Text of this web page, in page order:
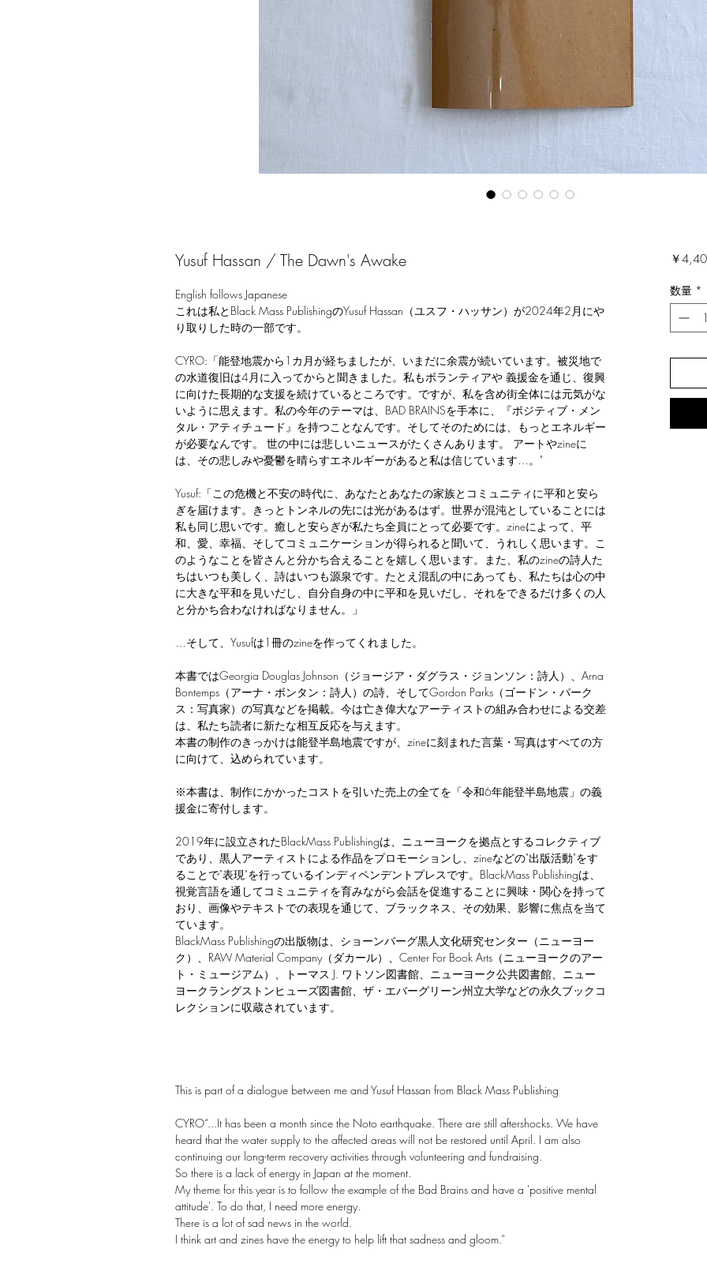
Yusuf Hassan / The Dawn's Awake
English follows Japanese
これは私とBlack Mass PublishingのYusuf Hassan（ユスフ・ハッサン）が2024年2月にや
り取りした時の一部です。
CYRO:「能登地震から1カ月が経ちましたが、いまだに余震が続いています。被災地で
の水道復旧は4月に入ってからと聞きました。私もボランティアや 義援金を通じ、復興
に向けた長期的な支援を続けているところです。ですが、私を含め街全体には元気がな
いように思えます。私の今年のテーマは、BAD BRAINSを手本に、『ポジティブ・メン
タル・アティチュード』を持つことなんです。そしてそのためには、もっとエネルギー
が必要なんです。 世の中には悲しいニュースがたくさんあります。 アートやzineに
は、その悲しみや憂鬱を晴らすエネルギーがあると私は信じています…。"
Yusuf:「この危機と不安の時代に、あなたとあなたの家族とコミュニティに平和と安ら
ぎを届けます。きっとトンネルの先には光があるはず。世界が混沌としていることには
私も同じ思いです。癒しと安らぎが私たち全員にとって必要です。zineによって、平
和、愛、幸福、そしてコミュニケーションが得られると聞いて、うれしく思います。こ
のようなことを皆さんと分かち合えることを嬉しく思います。また、私のzineの詩人た
ちはいつも美しく、詩はいつも源泉です。たとえ混乱の中にあっても、私たちは心の中
に大きな平和を見いだし、自分自身の中に平和を見いだし、それをできるだけ多くの人
と分かち合わなければなりません。」
…そして、Yusufは1冊のzineを作ってくれました。
本書ではGeorgia Douglas Johnson（ジョージア・ダグラス・ジョンソン：詩人）、Arna
Bontemps（アーナ・ボンタン：詩人）の詩、そしてGordon Parks（ゴードン・パーク
ス：写真家）の写真などを掲載。今は亡き偉大なアーティストの組み合わせによる交差
は、私たち読者に新たな相互反応を与えます。
本書の制作のきっかけは能登半島地震ですが、zineに刻まれた言葉・写真はすべての方
に向けて、込められています。
※本書は、制作にかかったコストを引いた売上の全てを「令和6年能登半島地震」の義
援金に寄付します。
2019年に設立されたBlackMass Publishingは、ニューヨークを拠点とするコレクティブ
であり、黒人アーティストによる作品をプロモーションし、zineなどの"出版活動"をす
ることで"表現"を行っているインディペンデントプレスです。BlackMass Publishingは、
視覚言語を通してコミュニティを育みながら会話を促進することに興味・関心を持って
おり、画像やテキストでの表現を通じて、ブラックネス、その効果、影響に焦点を当て
ています。
BlackMass Publishingの出版物は、ショーンバーグ黒人文化研究センター（ニューヨー
ク）、RAW Material Company（ダカール）、Center For Book Arts（ニューヨークのアー
ト・ミュージアム）、トーマス J. ワトソン図書館、ニューヨーク公共図書館、ニュー
ヨークラングストンヒューズ図書館、ザ・エバーグリーン州立大学などの永久ブックコ
レクションに収蔵されています。
This is part of a dialogue between me and Yusuf Hassan from Black Mass Publishing
CYRO“...It has been a month since the Noto earthquake. There are still aftershocks. We have
heard that the water supply to the affected areas will not be restored until April. I am also
continuing our long-term recovery activities through volunteering and fundraising.
So there is a lack of energy in Japan at the moment.
My theme for this year is to follow the example of the Bad Brains and have a 'positive mental
attitude'. To do that, I need more energy.
There is a lot of sad news in the world.
I think art and zines have the energy to help lift that sadness and gloom.”
￥
数量 *